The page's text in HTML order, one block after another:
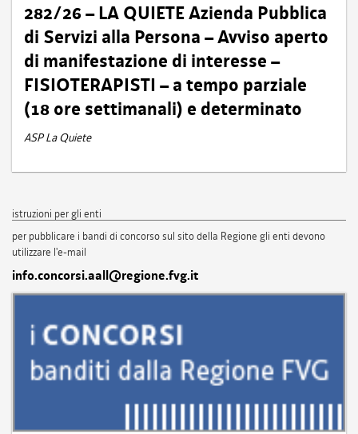
282/26 – LA QUIETE Azienda Pubblica
di Servizi alla Persona – Avviso aperto
di manifestazione di interesse –
FISIOTERAPISTI – a tempo parziale
(18 ore settimanali) e determinato
ASP La Quiete
istruzioni per gli enti
per pubblicare i bandi di concorso sul sito della Regione gli enti devono
utilizzare l'e-mail
info.concorsi.aall@regione.fvg.it